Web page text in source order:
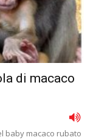
di macaco
baby macaco rubato